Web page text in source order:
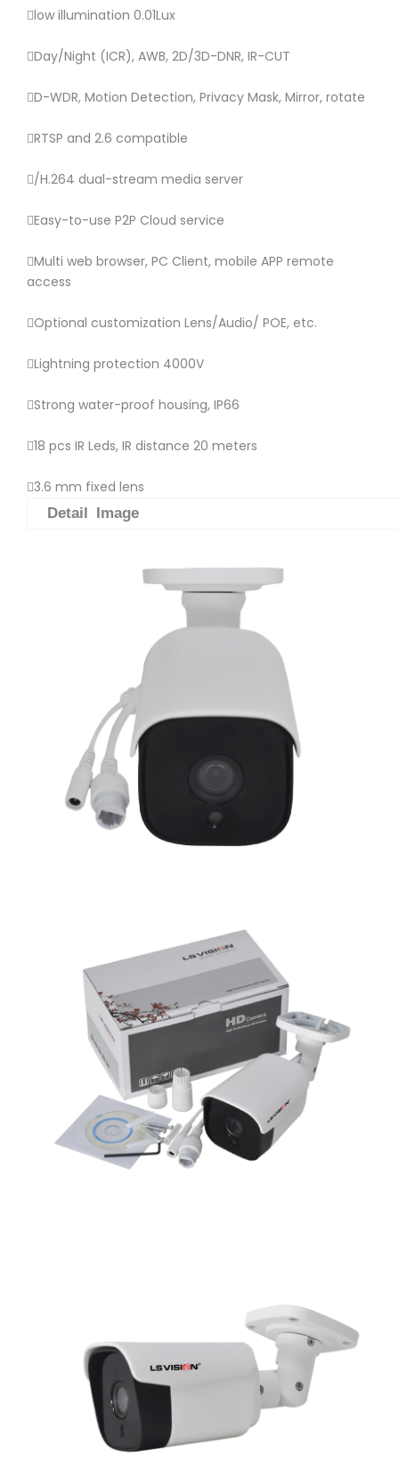
low illumination 0.01Lux
Day/Night (ICR), AWB, 2D/3D-DNR, IR-CUT
D-WDR, Motion Detection, Privacy Mask, Mirror, rotate
RTSP and 2.6 compatible
/H.264 dual-stream media server
Easy-to-use P2P Cloud service
Multi web browser, PC Client, mobile APP remote
access
Optional customization Lens/Audio/ POE, etc.
Lightning protection 4000V
Strong water-proof housing, IP66
18 pcs IR Leds, IR distance 20 meters
3.6 mm fixed lens
Detail Image